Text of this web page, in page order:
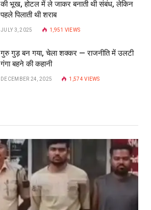
की भूख, होटल में ले जाकर बनाती थी संबंध, लेकिन
पहले पिलाती थी शराब
JULY 3, 2025 1,951 VIEWS
गुरु गुड़ बन गया, चेला शक्कर — राजनीति में उलटी
गंगा बहने की कहानी
DECEMBER 24, 2025 1,574VIEWS